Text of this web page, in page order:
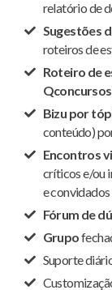
relatório de
Sugestões
roteiros de
Roteiro de
Qconcursos
Bizu por
conteúdo)
Encontros
críticos e/ou
e
Fórum de
Grupo
Suporte